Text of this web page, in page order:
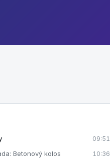
09:51
Betonový kolos 10:36